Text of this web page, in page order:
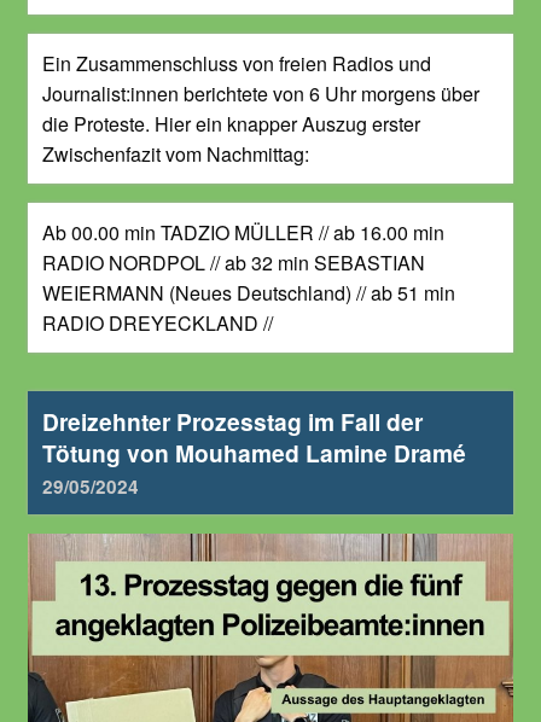
Ein Zusammenschluss von freien Radios und
Journalist:innen berichtete von 6 Uhr morgens über
die Proteste. Hier ein knapper Auszug erster
Zwischenfazit vom Nachmittag:
Ab 00.00 min TADZIO MÜLLER // ab 16.00 min
RADIO NORDPOL // ab 32 min SEBASTIAN
WEIERMANN (Neues Deutschland) // ab 51 min
RADIO DREYECKLAND //
Dreizehnter Prozesstag im Fall der
Tötung von Mouhamed Lamine Dramé
29/05/2024